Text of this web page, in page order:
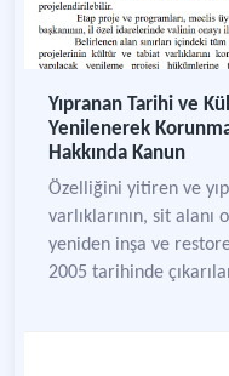
Yıpranan Tarihi ve
Yenilenerek
Hakkında Kanun
Özelliğini yitiren ve
varlıklarının, sit
yeniden inşa ve
2005 tarihinde